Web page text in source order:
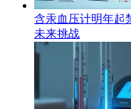
含汞血压计明年起
未来挑战